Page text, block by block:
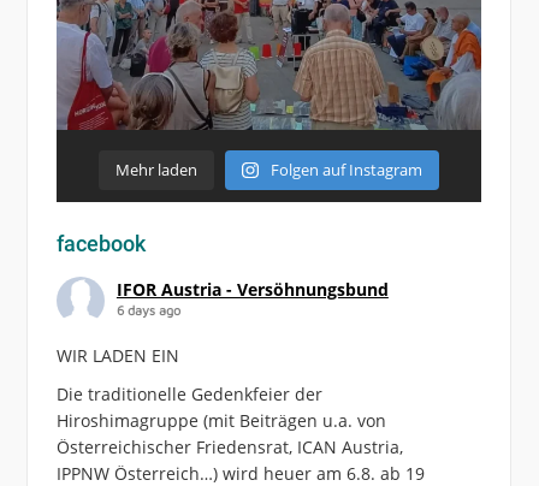
Mehr laden Folgen auf Instagram
facebook
IFOR Austria - Versöhnungsbund
6 days ago
WIR LADEN EIN
Die traditionelle Gedenkfeier der
Hiroshimagruppe (mit Beiträgen u.a. von
Österreichischer Friedensrat, ICAN Austria,
IPPNW Österreich…) wird heuer am 6.8. ab 19